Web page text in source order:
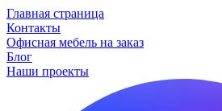
Главная страница
Контакты
Офисная мебель на заказ
Блог
Наши проекты